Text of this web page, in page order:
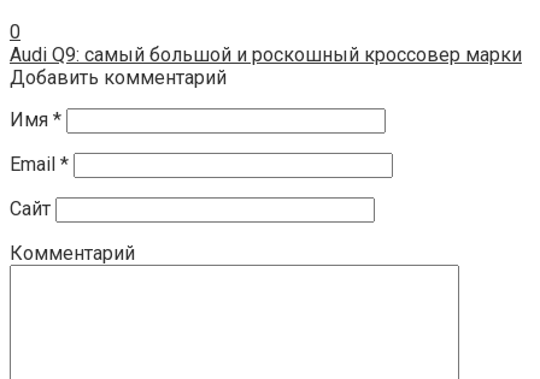
0
Audi Q9: самый большой и роскошный кроссовер марки
Добавить комментарий
Имя *
Email *
Сайт
Комментарий